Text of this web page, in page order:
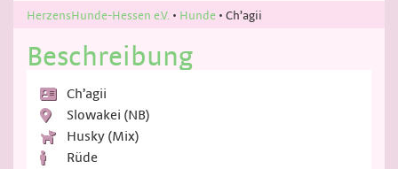
HerzensHunde-Hessen e.V. • Hunde • Ch’agii
Beschreibung
Ch’agii
Slowakei (NB)
Husky (Mix)
Rüde